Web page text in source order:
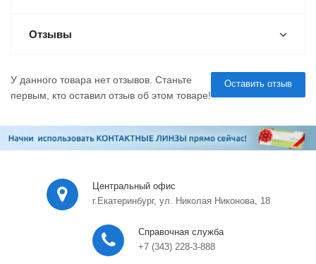
Отзывы
Оставить отзыв
У данного товара нет отзывов. Станьте
первым, кто оставил отзыв об этом товаре!
Центральный офис
г.Екатеринбург, ул. Николая Никонова, 18
Справочная служба
+7 (343) 228-3-888